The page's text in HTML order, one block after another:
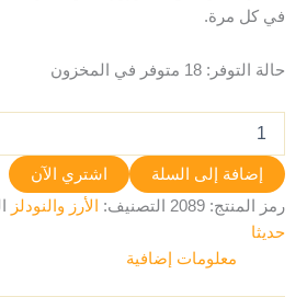
في كل مرة.
حالة التوفر: 18 متوفر في المخزون
إضافة إلى السلة
اشتري الآن
رمز المنتج: 2089 التصنيف: الأرز والنودلز
حديثا
معلومات إضافية